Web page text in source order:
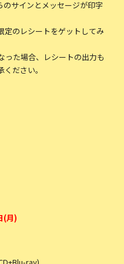
サインとメッセージが印字
定のレシートをゲットしてみ
た場合、レシートの出力も
ださい。
(月)